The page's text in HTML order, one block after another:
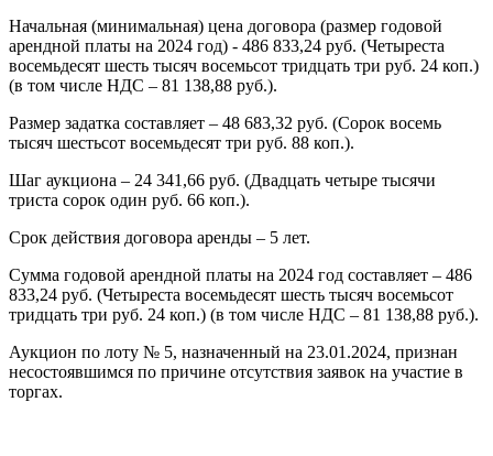
Начальная (минимальная) цена договора (размер годовой
арендной платы на 2024 год) - 486 833,24 руб. (Четыреста
восемьдесят шесть тысяч восемьсот тридцать три руб. 24 коп.)
(в том числе НДС – 81 138,88 руб.).
Размер задатка составляет – 48 683,32 руб. (Сорок восемь
тысяч шестьсот восемьдесят три руб. 88 коп.).
Шаг аукциона – 24 341,66 руб. (Двадцать четыре тысячи
триста сорок один руб. 66 коп.).
Срок действия договора аренды – 5 лет.
Сумма годовой арендной платы на 2024 год составляет – 486
833,24 руб. (Четыреста восемьдесят шесть тысяч восемьсот
тридцать три руб. 24 коп.) (в том числе НДС – 81 138,88 руб.).
Аукцион по лоту № 5, назначенный на 23.01.2024, признан
несостоявшимся по причине отсутствия заявок на участие в
торгах.